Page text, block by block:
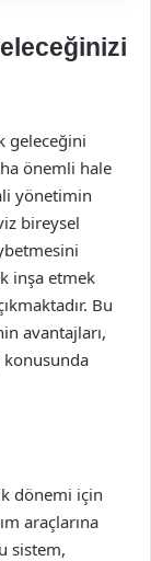
geleceğini
önemli hale
yönetimin
bireysel
inşa etmek
Bu
avantajları,
konusunda
dönemi için
araçlarına
sistem,